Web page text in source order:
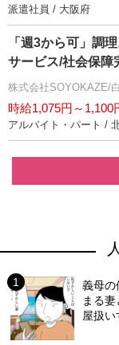
派遣社員 / 大阪府
「週3から可」調
サービス/社会保障
株式会社SOYOKAZE/
時給1,075円～1,100
アルバイト・パート /
義母の
まる
屋扱い